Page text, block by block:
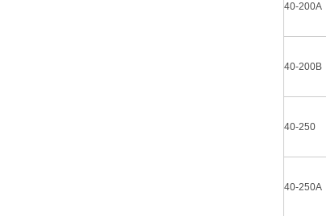
40-200A
40-200B
40-250
40-250A